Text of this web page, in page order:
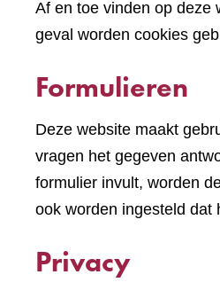
Af en toe vinden op deze
geval worden cookies
Formulieren
Deze website maakt
vragen het gegeven
formulier invult, worden
ook worden ingesteld dat
Privacy